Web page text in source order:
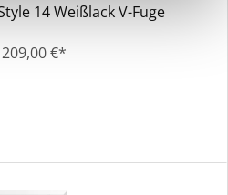
14 Weißlack V-Fuge
€*